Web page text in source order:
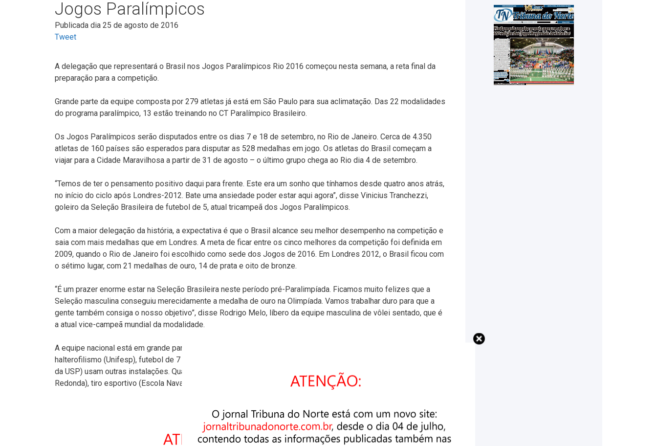
Jogos Paralímpicos
Publicada dia 25 de agosto de 2016
Tweet
A delegação que representará o Brasil nos Jogos Paralímpicos Rio 2016 começou nesta semana, a reta final da
preparação para a competição.
Grande parte da equipe composta por 279 atletas já está em São Paulo para sua aclimatação. Das 22 modalidades
do programa paralímpico, 13 estão treinando no CT Paralímpico Brasileiro.
Os Jogos Paralímpicos serão disputados entre os dias 7 e 18 de setembro, no Rio de Janeiro. Cerca de 4.350
atletas de 160 países são esperados para disputar as 528 medalhas em jogo. Os atletas do Brasil começam a
viajar para a Cidade Maravilhosa a partir de 31 de agosto – o último grupo chega ao Rio dia 4 de setembro.
“Temos de ter o pensamento positivo daqui para frente. Este era um sonho que tínhamos desde quatro anos atrás,
no início do ciclo após Londres-2012. Bate uma ansiedade poder estar aqui agora”, disse Vinicius Tranchezzi,
goleiro da Seleção Brasileira de futebol de 5, atual tricampeã dos Jogos Paralímpicos.
Com a maior delegação da história, a expectativa é que o Brasil alcance seu melhor desempenho na competição e
saia com mais medalhas que em Londres. A meta de ficar entre os cinco melhores da competição foi definida em
2009, quando o Rio de Janeiro foi escolhido como sede dos Jogos de 2016. Em Londres 2012, o Brasil ficou com
o sétimo lugar, com 21 medalhas de ouro, 14 de prata e oito de bronze.
“É um prazer enorme estar na Seleção Brasileira neste período pré-Paralimpíada. Ficamos muito felizes que a
Seleção masculina conseguiu merecidamente a medalha de ouro na Olimpíada. Vamos trabalhar duro para que a
gente também consiga o nosso objetivo”, disse Rodrigo Melo, líbero da equipe masculina de vôlei sentado, que é
a atual vice-campeã mundial da modalidade.
A equipe nacional está em grande parte dividida em São Paulo. Treze modalidades se preparam no CT, enquanto
halterofilismo (Unifesp), futebol de 7 (CT do São Paulo Futebol Clube, em Cotia), canoagem e remo (Raia Olímpica
da USP) usam outras instalações. Quatro esportes estão no Rio de Janeiro: vôlei sentado feminino (Volta
Redonda), tiro esportivo (Escola Naval) vela (Clube Charitas) e basquete em cadeira de rodas (ANDEF).